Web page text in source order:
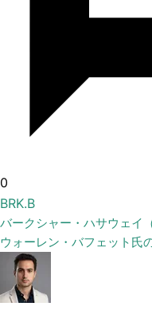
0
BRK.B
バークシャー・ハサウェイ
ウォーレン・バフェット氏